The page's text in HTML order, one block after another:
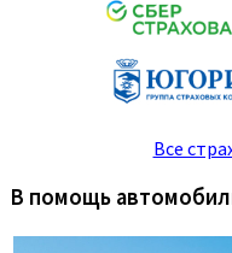
Все
В помощь